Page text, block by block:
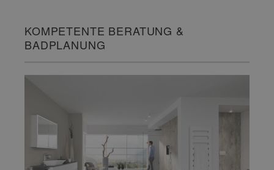
KOMPETENTE BERATUNG &
BADPLANUNG